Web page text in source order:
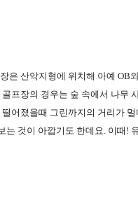
은 산악지형에 위치해 아예 OB
프장의 경우는 숲 속에서 나무
어졌을때 그린까지의 거리가
는 것이 아깝기도 한데요. 이때!